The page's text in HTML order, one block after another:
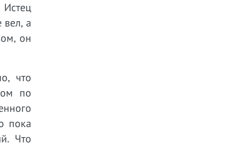
Истец
вел, а
он
что
по
пока
Что